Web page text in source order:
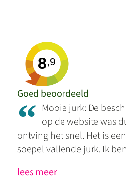
8,9
Goed beoordeeld
“ Mooie jurk: De
op de website was
ontving het snel. Het is
soepel vallende jurk. Ik
lees meer